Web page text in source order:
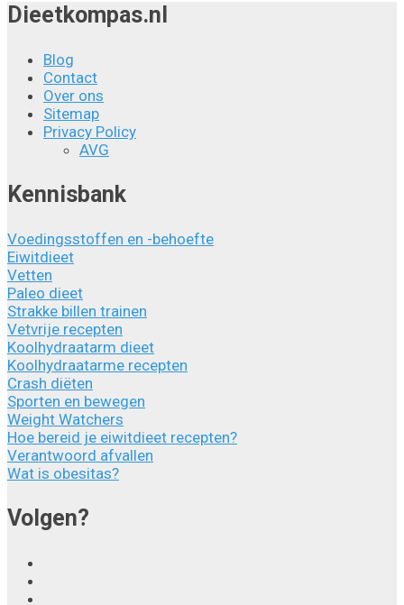
Dieetkompas.nl
Blog
Contact
Over ons
Sitemap
Privacy Policy
AVG
Kennisbank
Voedingsstoffen en -behoefte
Eiwitdieet
Vetten
Paleo dieet
Strakke billen trainen
Vetvrije recepten
Koolhydraatarm dieet
Koolhydraatarme recepten
Crash diëten
Sporten en bewegen
Weight Watchers
Hoe bereid je eiwitdieet recepten?
Verantwoord afvallen
Wat is obesitas?
Volgen?